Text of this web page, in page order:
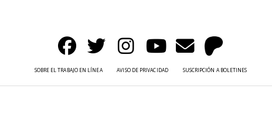
SOBRE EL TRABAJO EN LÍNEA AVISO DE PRIVACIDAD SUSCRIPCIÓN A BOLETINES